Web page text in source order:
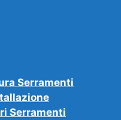
Serramenti
Serramenti